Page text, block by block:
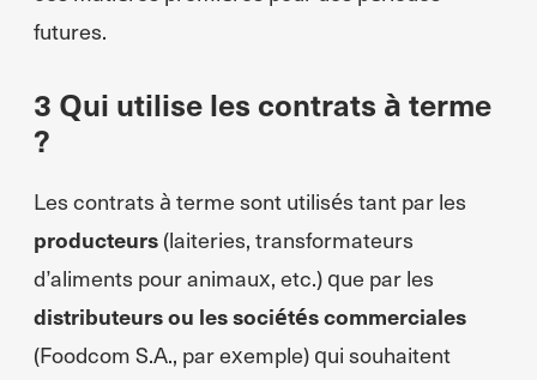
futures.
3 Qui utilise les contrats à terme
?
Les contrats à terme sont utilisés tant par les
producteurs (laiteries, transformateurs
d’aliments pour animaux, etc.) que par les
distributeurs ou les sociétés commerciales
(Foodcom S.A., par exemple) qui souhaitent